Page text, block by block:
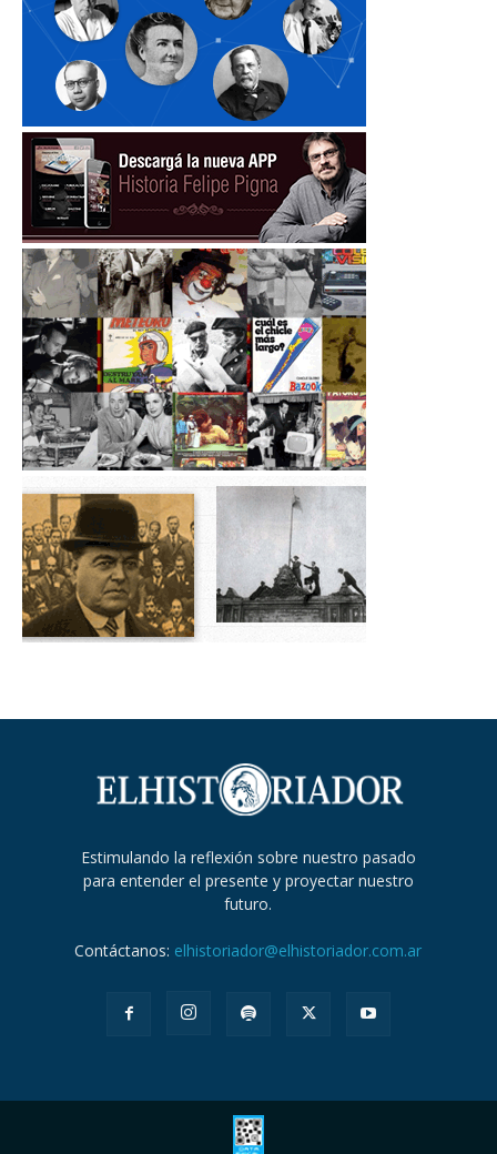
Estimulando la reflexión sobre nuestro pasado
para entender el presente y proyectar nuestro
futuro.
Contáctanos: elhistoriador@elhistoriador.com.ar